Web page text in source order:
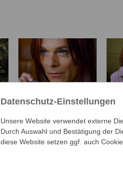
Datenschutz-Einstellungen
Unsere Website verwendet externe
Durch Auswahl und Bestätigung der
diese Website setzen ggf. auch